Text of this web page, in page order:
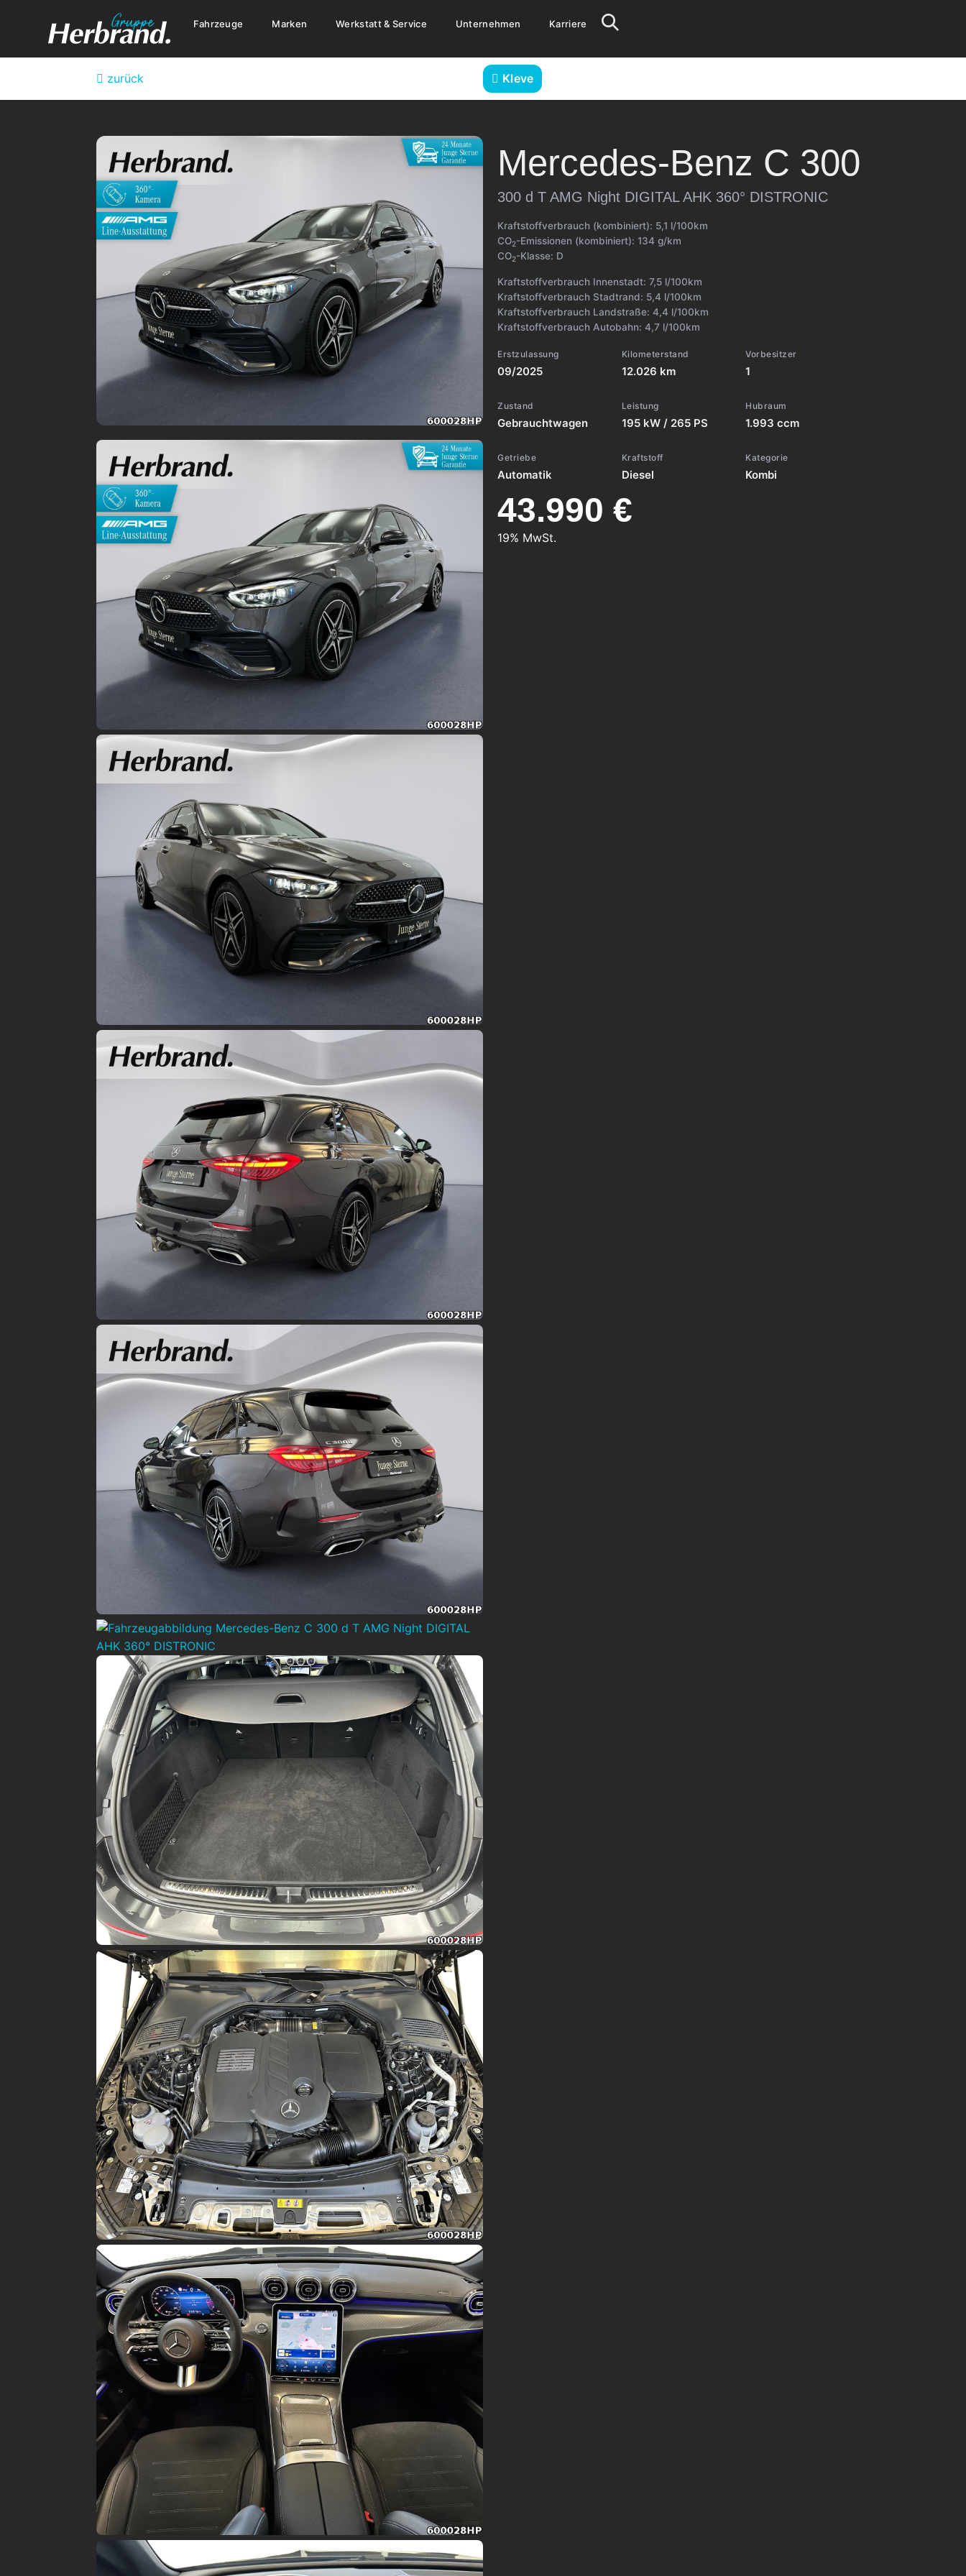
Fahrzeuge Marken Werkstatt & Service Unternehmen Karriere
zurück Kleve
Mercedes-Benz C 300
300 d T AMG Night DIGITAL AHK 360° DISTRONIC
Kraftstoffverbrauch (kombiniert): 5,1 l/100km
CO2-Emissionen (kombiniert): 134 g/km
CO2-Klasse: D
Kraftstoffverbrauch Innenstadt: 7,5 l/100km
Kraftstoffverbrauch Stadtrand: 5,4 l/100km
Kraftstoffverbrauch Landstraße: 4,4 l/100km
Kraftstoffverbrauch Autobahn: 4,7 l/100km
Erstzulassung
09/2025
Kilometerstand
12.026 km
Vorbesitzer
1
Zustand
Gebrauchtwagen
Leistung
195 kW / 265 PS
Hubraum
1.993 ccm
Getriebe
Automatik
Kraftstoff
Diesel
Kategorie
Kombi
43.990 €
19% MwSt.